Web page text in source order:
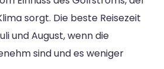
sorgt. Die beste Reisezeit
und August, wenn die
sind und es weniger